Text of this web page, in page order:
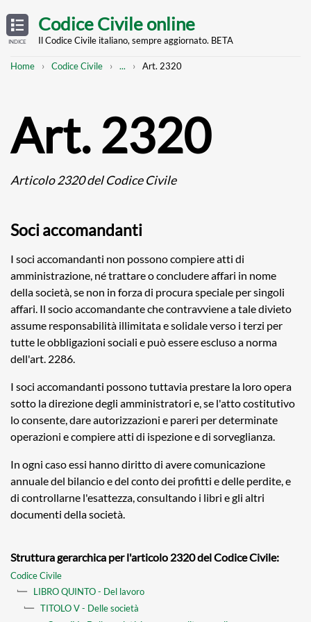
TABLE
OF
CONTENTS
INDICE
main
Codice Civile online
Il Codice Civile italiano, sempre aggiornato. BETA
Breadcrumb
Home Codice Civile
Mostra
... Art. 2320
Art. 2320
Articolo 2320 del Codice Civile
Soci accomandanti
I soci accomandanti non possono compiere atti di
amministrazione, né trattare o concludere affari in nome
della società, se non in forza di procura speciale per singoli
affari. Il socio accomandante che contravviene a tale divieto
assume responsabilità illimitata e solidale verso i terzi per
tutte le obbligazioni sociali e può essere escluso a norma
dell'art. 2286.
I soci accomandanti possono tuttavia prestare la loro opera
sotto la direzione degli amministratori e, se l'atto costitutivo
lo consente, dare autorizzazioni e pareri per determinate
operazioni e compiere atti di ispezione e di sorveglianza.
In ogni caso essi hanno diritto di avere comunicazione
annuale del bilancio e del conto dei profitti e delle perdite, e
di controllarne l'esattezza, consultando i libri e gli altri
documenti della società.
Struttura gerarchica per l'articolo 2320 del Codice Civile:
Codice Civile
LIBRO QUINTO - Del lavoro
TITOLO V - Delle società